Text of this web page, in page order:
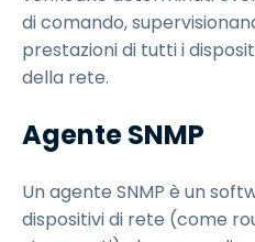
di comando,
prestazioni di tutti i
della rete.
Agente SNMP
Un agente SNMP è un
dispositivi di rete (come